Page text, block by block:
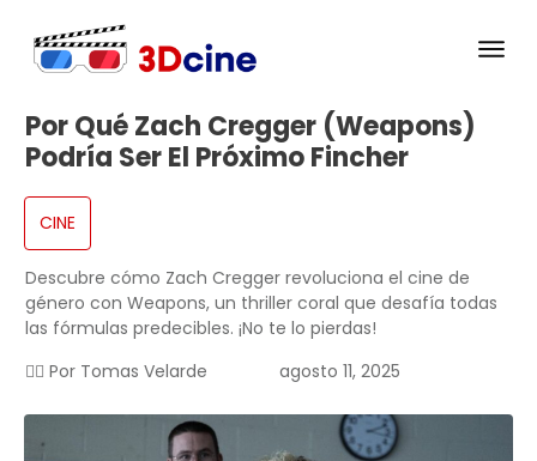
Por Qué Zach Cregger (Weapons)
Podría Ser El Próximo Fincher
CINE
Descubre cómo Zach Cregger revoluciona el cine de
género con Weapons, un thriller coral que desafía todas
las fórmulas predecibles. ¡No te lo pierdas!
✍🏻 Por Tomas Velarde agosto 11, 2025